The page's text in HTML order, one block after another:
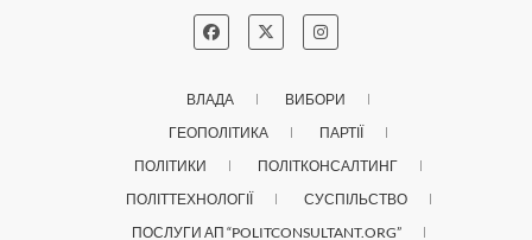
ВЛАДА
ВИБОРИ
ГЕОПОЛІТИКА
ПАРТІЇ
ПОЛІТИКИ
ПОЛІТКОНСАЛТИНГ
ПОЛІТТЕХНОЛОГІЇ
СУСПІЛЬСТВО
ПОСЛУГИ АП “POLITCONSULTANT.ORG”